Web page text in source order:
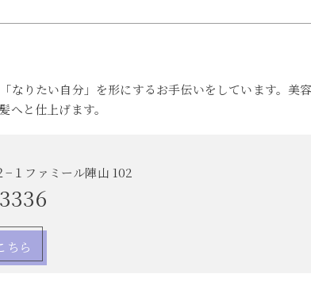
りたい自分」を形にするお手伝いをしています。美
と仕上げます。
１ファミール陣山 102
ちら